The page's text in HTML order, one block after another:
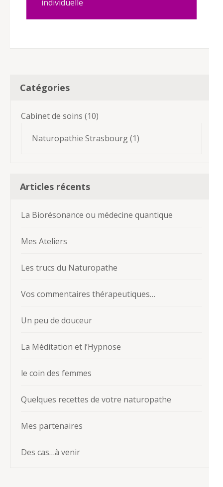
individuelle
Catégories
Cabinet de soins (10)
Naturopathie Strasbourg(1)
Articles récents
La Biorésonance ou médecine quantique
Mes Ateliers
Les trucs du Naturopathe
Vos commentaires thérapeutiques…
Un peu de douceur
La Méditation et l’Hypnose
le coin des femmes
Quelques recettes de votre naturopathe
Mes partenaires
Des cas…à venir